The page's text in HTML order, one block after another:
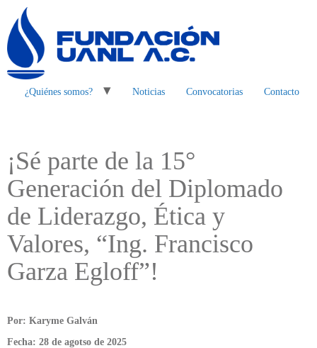
¿Quiénes somos? Noticias Convocatorias Contacto
¡Sé parte de la 15°
Generación del Diplomado
de Liderazgo, Ética y
Valores, “Ing. Francisco
Garza Egloff”!
Por: Karyme Galván
Fecha: 28 de agotso de 2025